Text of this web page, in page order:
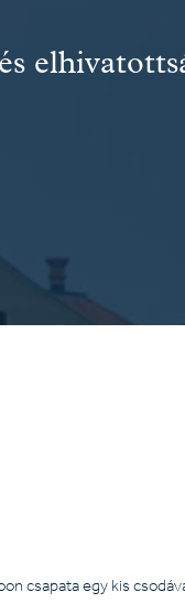
csapata egy kis